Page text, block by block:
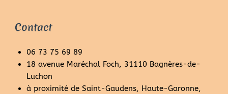
Contact
06 73 75 69 89
18 avenue Maréchal Foch, 31110 Bagnères-de-
Luchon
à proximité de Saint-Gaudens, Haute-Garonne,